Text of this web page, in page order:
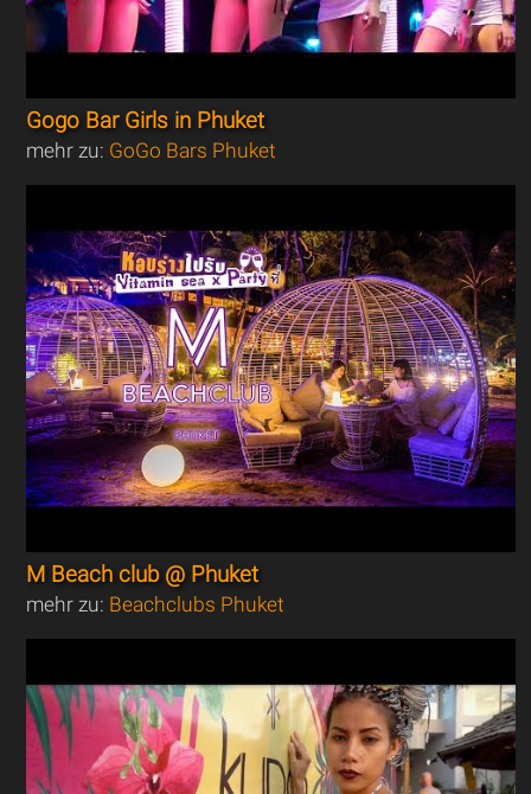
Gogo Bar Girls in Phuket
mehr zu: GoGo Bars Phuket
M Beach club @ Phuket
mehr zu: Beachclubs Phuket